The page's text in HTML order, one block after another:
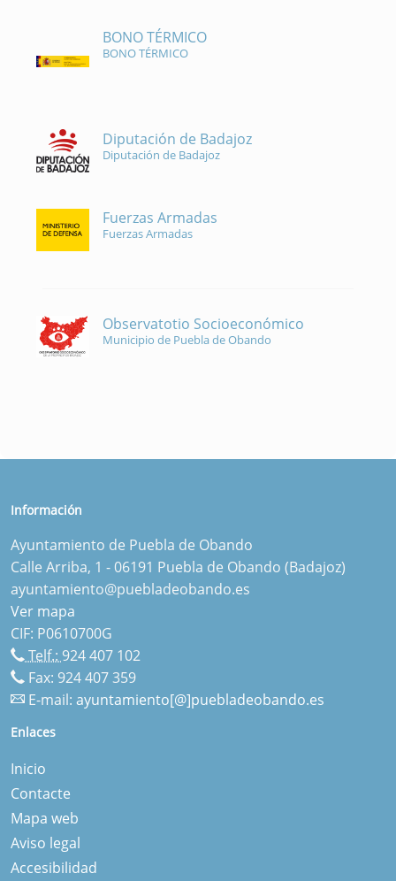
BONO TÉRMICO
BONO TÉRMICO
Diputación de Badajoz
Diputación de Badajoz
Fuerzas Armadas
Fuerzas Armadas
Observatotio Socioeconómico
Municipio de Puebla de Obando
Información
Ayuntamiento de Puebla de Obando
Calle Arriba, 1 - 06191 Puebla de Obando (Badajoz)
ayuntamiento@puebladeobando.es
Ver mapa
CIF: P0610700G
Telf.: 924 407 102
Fax: 924 407 359
E-mail: ayuntamiento[@]puebladeobando.es
Enlaces
Inicio
Contacte
Mapa web
Aviso legal
Accesibilidad